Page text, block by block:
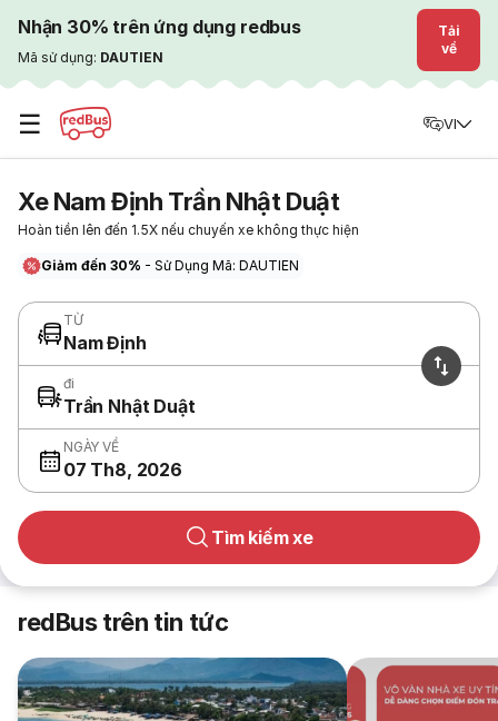
Nhận 30% trên ứng dụng redbus
Mã sử dụng: DAUTIEN
Tải
về
☰ VI
Xe Nam Định Trần Nhật Duật
Hoàn tiền lên đến 1.5X nếu chuyến xe không thực hiện
Giảm đến 30% - Sử Dụng Mã: DAUTIEN
TỪ
Nam Định
đi
Trần Nhật Duật
NGÀY VỀ
07 Th8, 2026
Tìm kiếm xe
redBus trên tin tức